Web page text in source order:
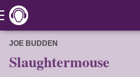
JOE BUDDEN
Slaughtermouse